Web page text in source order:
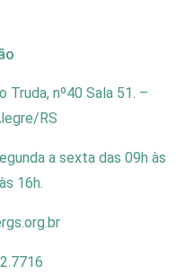
Truda, nº40 Sala 51. –
RS
a sexta das 09h às
16h.